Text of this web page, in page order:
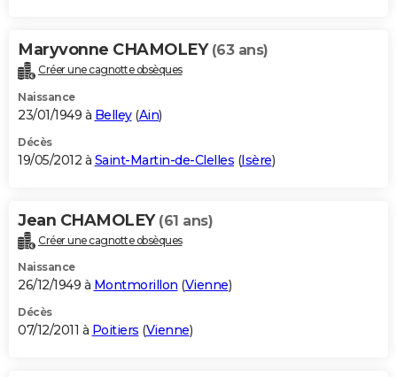
Maryvonne CHAMOLEY (63 ans)
Créer une cagnotte obsèques
Naissance
23/01/1949 à Belley(Ain)
Décès
19/05/2012 à Saint-Martin-de-Clelles (Isère)
Jean CHAMOLEY (61 ans)
Créer une cagnotte obsèques
Naissance
26/12/1949 à Montmorillon (Vienne)
Décès
07/12/2011 à Poitiers (Vienne)